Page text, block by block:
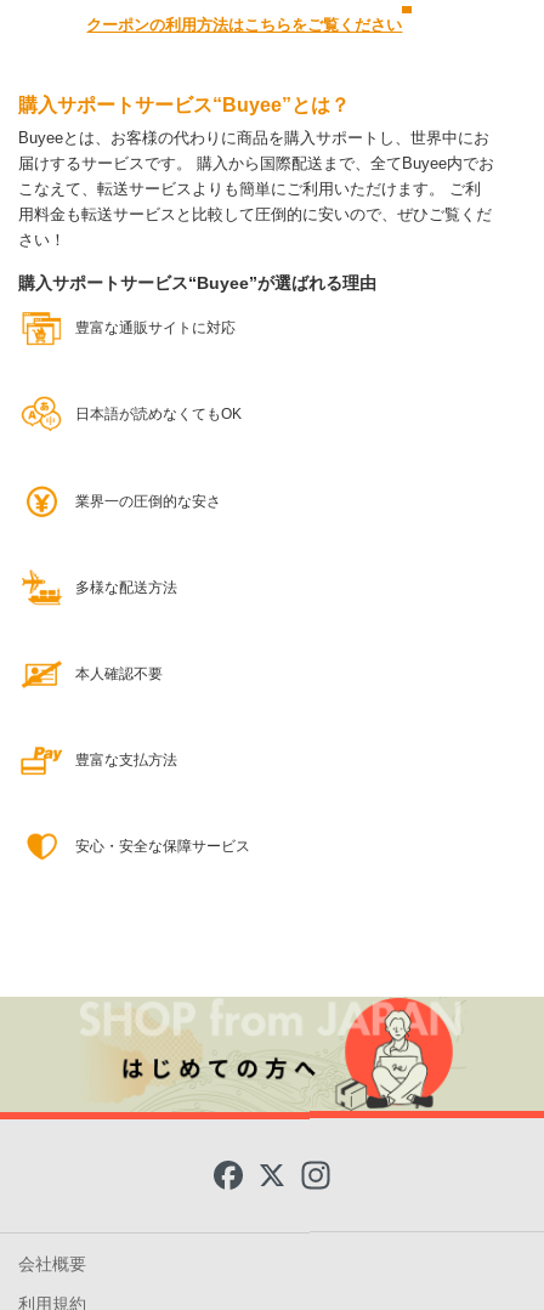
クーポンの利用方法はこちらをご覧ください
購入サポートサービス“Buyee”とは？
Buyeeとは、お客様の代わりに商品を購入サポートし、世界中にお
届けするサービスです。
購入から国際配送まで、全てBuyee内でお
こなえて、転送サービスよりも簡単にご利用いただけます。
ご利
用料金も転送サービスと比較して圧倒的に安いので、ぜひご覧くだ
さい！
購入サポートサービス“Buyee”が選ばれる理由
豊富な通販サイトに対応
日本語が読めなくてもOK
業界一の圧倒的な安さ
多様な配送方法
本人確認不要
豊富な支払方法
安心・安全な保障サービス
X
会社概要
利用規約